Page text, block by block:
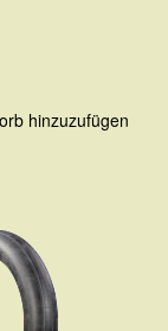
hinzuzufügen